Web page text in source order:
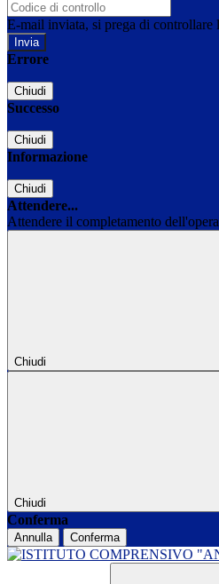
E-mail inviata, si prega di controllare
Errore
Chiudi
Successo
Chiudi
Informazione
Chiudi
Attendere...
Attendere il completamento
Chiudi
Chiudi
Conferma
Annulla Conferma